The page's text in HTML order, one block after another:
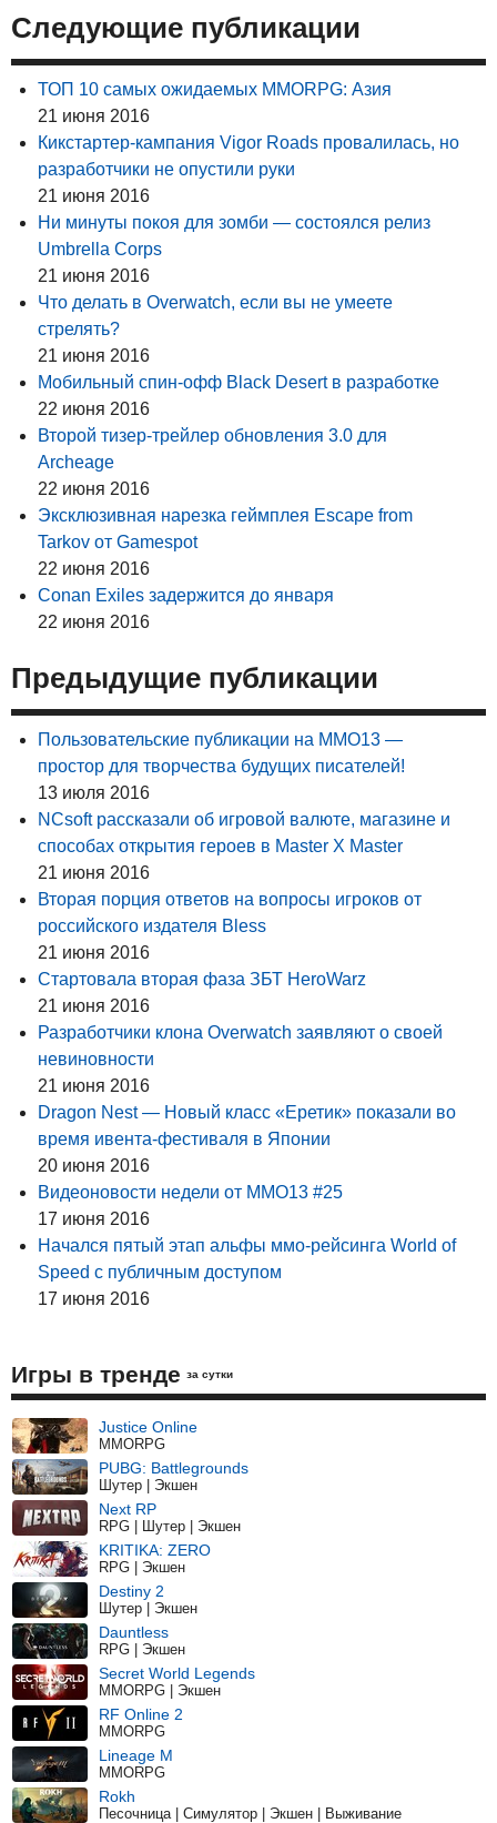
Следующие публикации
ТОП 10 самых ожидаемых MMORPG: Азия
21 июня 2016
Кикстартер-кампания Vigor Roads провалилась, но
разработчики не опустили руки
21 июня 2016
Ни минуты покоя для зомби — состоялся релиз
Umbrella Corps
21 июня 2016
Что делать в Overwatch, если вы не умеете
стрелять?
21 июня 2016
Мобильный спин-офф Black Desert в разработке
22 июня 2016
Второй тизер-трейлер обновления 3.0 для
Archeage
22 июня 2016
Эксклюзивная нарезка геймплея Escape from
Tarkov от Gamespot
22 июня 2016
Conan Exiles задержится до января
22 июня 2016
Предыдущие публикации
Пользовательские публикации на MMO13 —
простор для творчества будущих писателей!
13 июля 2016
NCsoft рассказали об игровой валюте, магазине и
способах открытия героев в Master X Master
21 июня 2016
Вторая порция ответов на вопросы игроков от
российского издателя Bless
21 июня 2016
Стартовала вторая фаза ЗБТ HeroWarz
21 июня 2016
Разработчики клона Overwatch заявляют о своей
невиновности
21 июня 2016
Dragon Nest — Новый класс «Еретик» показали во
время ивента-фестиваля в Японии
20 июня 2016
Видеоновости недели от MMO13 #25
17 июня 2016
Начался пятый этап альфы ммо-рейсинга World of
Speed с публичным доступом
17 июня 2016
Игры в тренде за сутки
Justice Online
MMORPG
PUBG: Battlegrounds
Шутер | Экшен
Next RP
RPG | Шутер | Экшен
KRITIKA: ZERO
RPG | Экшен
Destiny 2
Шутер | Экшен
Dauntless
RPG | Экшен
Secret World Legends
MMORPG | Экшен
RF Online 2
MMORPG
Lineage M
MMORPG
Rokh
Песочница | Симулятор | Экшен | Выживание